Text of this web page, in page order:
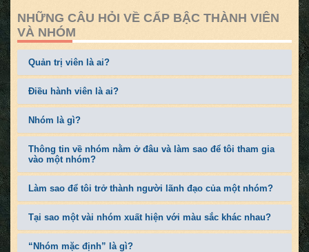
NHỮNG CÂU HỎI VỀ CẤP BẬC THÀNH VIÊN
VÀ NHÓM
Quản trị viên là ai?
Điều hành viên là ai?
Nhóm là gì?
Thông tin về nhóm nằm ở đâu và làm sao để tôi tham gia
vào một nhóm?
Làm sao để tôi trở thành người lãnh đạo của một nhóm?
Tại sao một vài nhóm xuất hiện với màu sắc khác nhau?
“Nhóm mặc định” là gì?